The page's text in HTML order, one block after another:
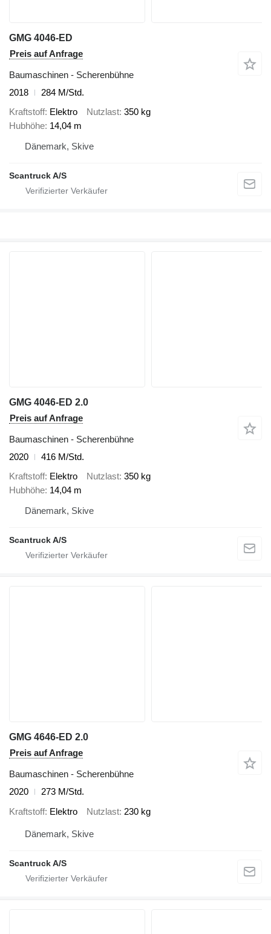
GMG 4046-ED
Preis auf Anfrage
Baumaschinen - Scherenbühne
2018
284 M/Std.
Kraftstoff Elektro Nutzlast 350 kg
Hubhöhe 14,04 m
Dänemark, Skive
Scantruck A/S
GMG 4046-ED 2.0
Preis auf Anfrage
Baumaschinen - Scherenbühne
2020
416 M/Std.
Kraftstoff Elektro Nutzlast 350 kg
Hubhöhe 14,04 m
Dänemark, Skive
Scantruck A/S
GMG 4646-ED 2.0
Preis auf Anfrage
Baumaschinen - Scherenbühne
2020
273 M/Std.
Kraftstoff Elektro Nutzlast 230 kg
Dänemark, Skive
Scantruck A/S